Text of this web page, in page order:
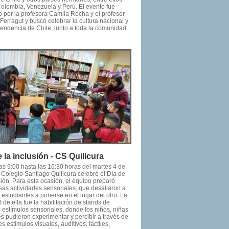
Venezuela y Perú. El evento fue
por la profesora Camila Rocha y el profesor
y buscó celebrar la cultura nacional y
de Chile, junto a toda la comunidad
la inclusión - CS Quilicura
9:00 hasta las 16:30 horas del martes 4 de
Santiago Quilicura celebró el Día de
Para esta ocasión, el equipo preparó
actividades sensoriales, que desafiaron a
estudiantes a ponerse en el lugar del otro. La
de ella fue la habilitación de stands de
estímulos sensoriales, donde los niños, niñas
pudieron experimentar y percibir a través de
estímulos visuales, auditivos, táctiles,